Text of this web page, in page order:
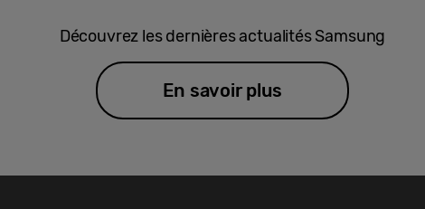
Découvrez les dernières actualités Samsung
En savoir plus